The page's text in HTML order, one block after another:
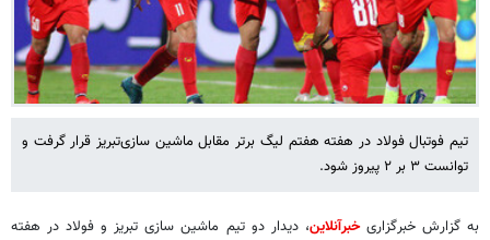
تیم فوتبال فولاد در هفته هفتم لیگ برتر مقابل ماشین سازی‌تبریز قرار گرفت و
توانست ۳ بر ۲ پیروز شود.
به گزارش خبرگزاریخبرآنلاین، دیدار دو تیم ماشین سازی تبریز و فولاد در هفته